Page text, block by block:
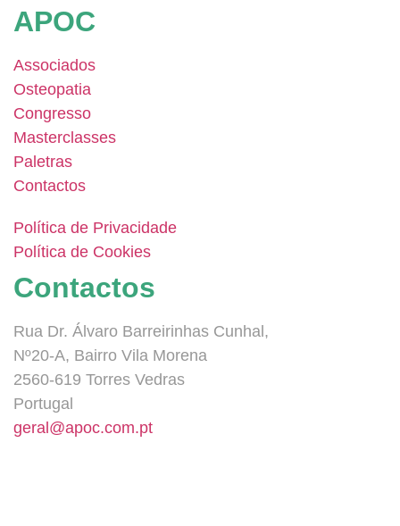
APOC
Associados
Osteopatia
Congresso
Masterclasses
Paletras
Contactos
Política de Privacidade
Política de Cookies
Contactos
Rua Dr. Álvaro Barreirinhas Cunhal,
Nº20-A, Bairro Vila Morena
2560-619 Torres Vedras
Portugal
geral@apoc.com.pt